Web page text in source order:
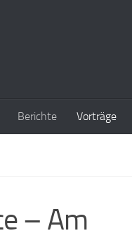
Berichte Vorträge
– Am